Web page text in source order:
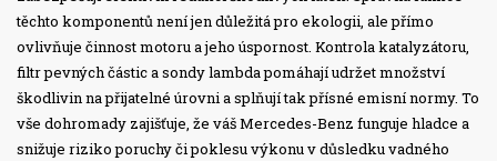
těchto komponentů není jen důležitá pro ekologii, ale přímo
ovlivňuje činnost motoru a jeho úspornost. Kontrola katalyzátoru,
filtr pevných částic a sondy lambda pomáhají udržet množství
škodlivin na přijatelné úrovni a splňují tak přísné emisní normy. To
vše dohromady zajišťuje, že váš Mercedes-Benz funguje hladce a
snižuje riziko poruchy či poklesu výkonu v důsledku vadného